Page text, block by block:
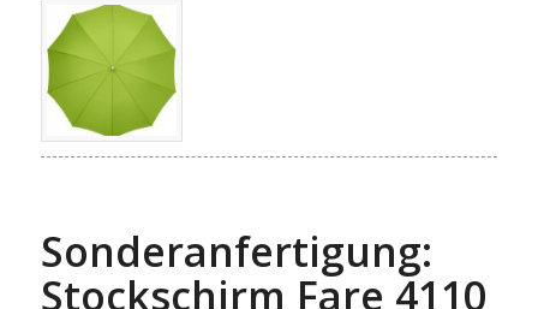
Sonderanfertigung:
Stockschirm Fare 4110